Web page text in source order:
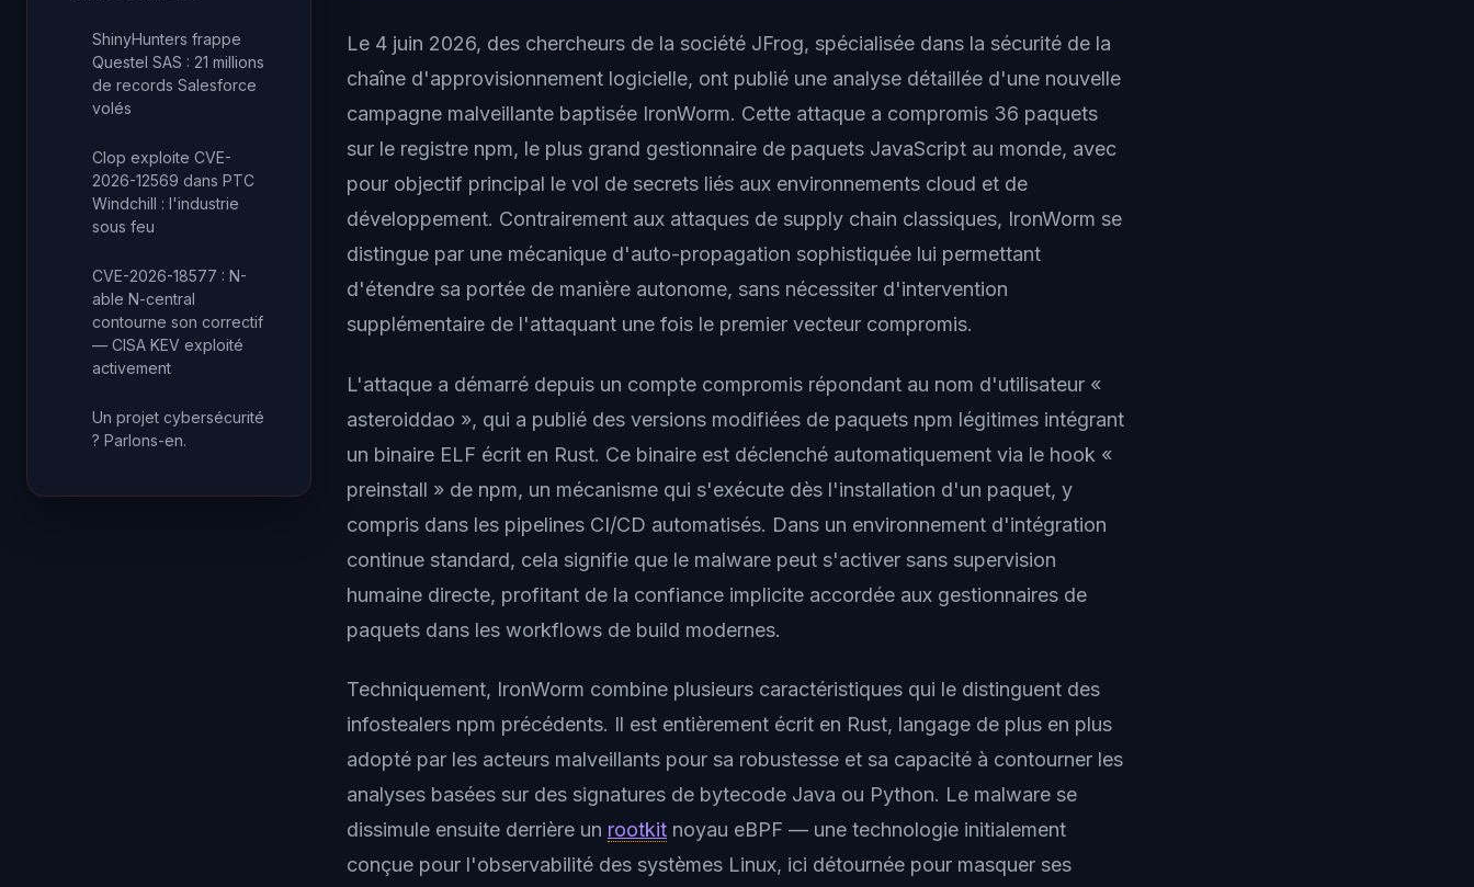
ShinyHunters frappe
Questel SAS : 21 millions
de records Salesforce
volés
Clop exploite CVE-
2026-12569 dans PTC
Windchill : l'industrie
sous feu
CVE-2026-18577 : N-
able N-central
contourne son correctif
— CISA KEV exploité
activement
Un projet cybersécurité
? Parlons-en.
Le 4 juin 2026, des chercheurs de la société JFrog, spécialisée dans la sécurité de la
chaîne d'approvisionnement logicielle, ont publié une analyse détaillée d'une nouvelle
campagne malveillante baptisée IronWorm. Cette attaque a compromis 36 paquets
sur le registre npm, le plus grand gestionnaire de paquets JavaScript au monde, avec
pour objectif principal le vol de secrets liés aux environnements cloud et de
développement. Contrairement aux attaques de supply chain classiques, IronWorm se
distingue par une mécanique d'auto-propagation sophistiquée lui permettant
d'étendre sa portée de manière autonome, sans nécessiter d'intervention
supplémentaire de l'attaquant une fois le premier vecteur compromis.
L'attaque a démarré depuis un compte compromis répondant au nom d'utilisateur «
asteroiddao », qui a publié des versions modifiées de paquets npm légitimes intégrant
un binaire ELF écrit en Rust. Ce binaire est déclenché automatiquement via le hook «
preinstall » de npm, un mécanisme qui s'exécute dès l'installation d'un paquet, y
compris dans les pipelines CI/CD automatisés. Dans un environnement d'intégration
continue standard, cela signifie que le malware peut s'activer sans supervision
humaine directe, profitant de la confiance implicite accordée aux gestionnaires de
paquets dans les workflows de build modernes.
Techniquement, IronWorm combine plusieurs caractéristiques qui le distinguent des
infostealers npm précédents. Il est entièrement écrit en Rust, langage de plus en plus
adopté par les acteurs malveillants pour sa robustesse et sa capacité à contourner les
analyses basées sur des signatures de bytecode Java ou Python. Le malware se
dissimule ensuite derrière un rootkit noyau eBPF — une technologie initialement
conçue pour l'observabilité des systèmes Linux, ici détournée pour masquer ses